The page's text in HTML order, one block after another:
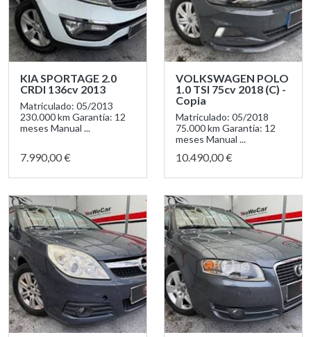
KIA SPORTAGE 2.0
CRDI 136cv 2013
Matriculado: 05/2013
230.000 km Garantía: 12
meses Manual ...
7.990,00 €
VOLKSWAGEN POLO
1.0 TSI 75cv 2018 (C) -
Copia
Matriculado: 05/2018
75.000 km Garantía: 12
meses Manual ...
10.490,00 €